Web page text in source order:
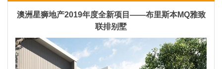
澳洲星狮地产2019年度全新项目——布里斯本MQ雅致
联排别墅